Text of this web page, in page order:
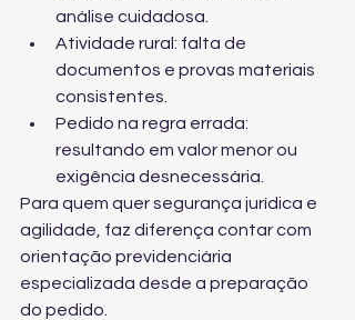
análise cuidadosa.
Atividade rural: falta de
documentos e provas materiais
consistentes.
Pedido na regra errada:
resultando em valor menor ou
exigência desnecessária.
Para quem quer segurança jurídica e
agilidade, faz diferença contar com
orientação previdenciária
especializada desde a preparação
do pedido.